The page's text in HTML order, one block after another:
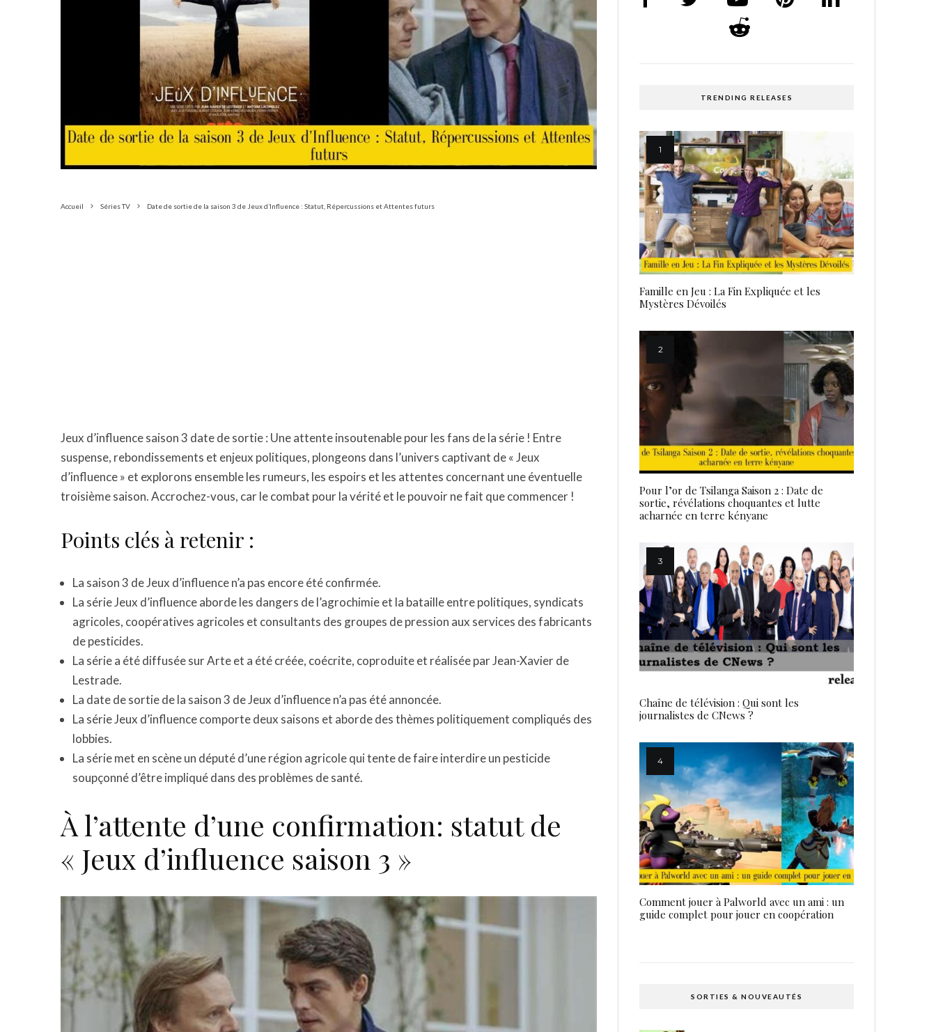
Accueil Séries TV Date de sortie de la saison 3 de Jeux d’Influence : Statut, Répercussions et Attentes futurs
Jeux d’influence saison 3 date de sortie : Une attente insoutenable pour les fans de la série ! Entre
suspense, rebondissements et enjeux politiques, plongeons dans l’univers captivant de « Jeux
d’influence » et explorons ensemble les rumeurs, les espoirs et les attentes concernant une éventuelle
troisième saison. Accrochez-vous, car le combat pour la vérité et le pouvoir ne fait que commencer !
Points clés à retenir :
La saison 3 de Jeux d’influence n’a pas encore été confirmée.
La série Jeux d’influence aborde les dangers de l’agrochimie et la bataille entre politiques, syndicats
agricoles, coopératives agricoles et consultants des groupes de pression aux services des fabricants
de pesticides.
La série a été diffusée sur Arte et a été créée, coécrite, coproduite et réalisée par Jean-Xavier de
Lestrade.
La date de sortie de la saison 3 de Jeux d’influence n’a pas été annoncée.
La série Jeux d’influence comporte deux saisons et aborde des thèmes politiquement compliqués des
lobbies.
La série met en scène un député d’une région agricole qui tente de faire interdire un pesticide
soupçonné d’être impliqué dans des problèmes de santé.
À l’attente d’une confirmation: statut de
« Jeux d’influence saison 3 »
TRENDING RELEASES
Famille en Jeu : La Fin Expliquée et les
Mystères Dévoilés
Pour l’or de Tsilanga Saison 2 : Date de
sortie, révélations choquantes et lutte
acharnée en terre kényane
Chaîne de télévision : Qui sont les
journalistes de CNews ?
Comment jouer à Palworld avec un ami : un
guide complet pour jouer en coopération
SORTIES & NOUVEAUTÉS